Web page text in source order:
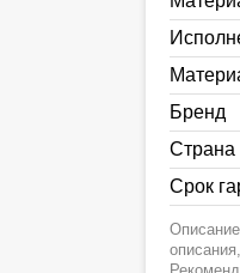
Бренд
Страна
Срок